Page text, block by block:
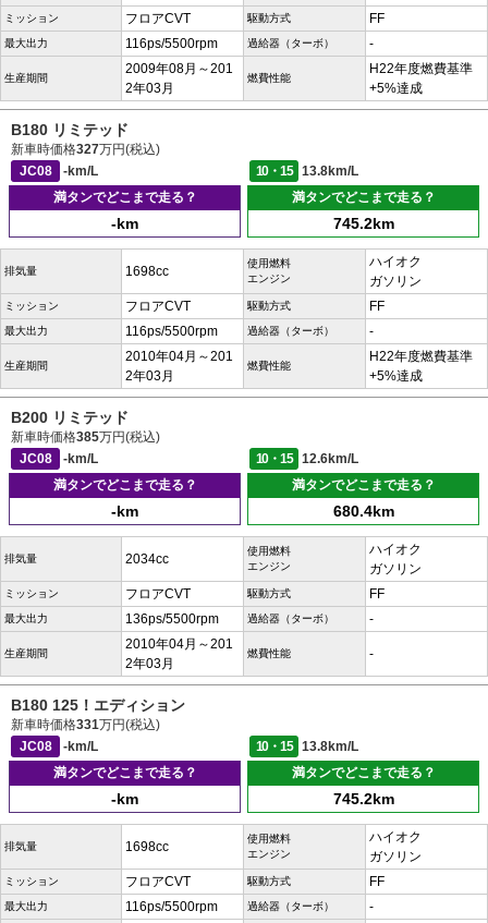
ミッション フロアCVT 駆動方式 FF
最大出力 116ps/5500rpm 過給器（ターボ） -
生産期間
2009年08月～201
2年03月
燃費性能
H22年度燃費基準
+5%達成
B180 リミテッド
新車時価格327万円(税込)
JC08
-km/L 10・15
13.8km/L
満タンでどこまで走る？
-km
満タンでどこまで走る？
745.2km
排気量 1698cc
使用燃料
エンジン
ハイオク
ガソリン
ミッション フロアCVT 駆動方式 FF
最大出力 116ps/5500rpm 過給器（ターボ） -
生産期間
2010年04月～201
2年03月
燃費性能
H22年度燃費基準
+5%達成
B200 リミテッド
新車時価格385万円(税込)
JC08
-km/L 10・15
12.6km/L
満タンでどこまで走る？
-km
満タンでどこまで走る？
680.4km
排気量 2034cc
使用燃料
エンジン
ハイオク
ガソリン
ミッション フロアCVT 駆動方式 FF
最大出力 136ps/5500rpm 過給器（ターボ） -
生産期間
2010年04月～201
2年03月
燃費性能 -
B180 125！エディション
新車時価格331万円(税込)
JC08
-km/L 10・15
13.8km/L
満タンでどこまで走る？
-km
満タンでどこまで走る？
745.2km
排気量 1698cc
使用燃料
エンジン
ハイオク
ガソリン
ミッション フロアCVT 駆動方式 FF
最大出力 116ps/5500rpm 過給器（ターボ） -